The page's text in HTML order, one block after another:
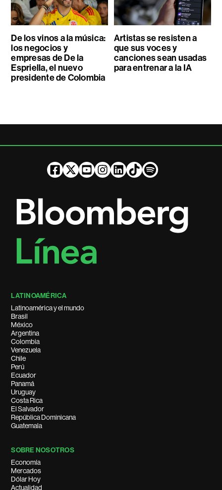
De los vinos a la música:
los negocios y
empresas de De la
Espriella, el nuevo
presidente de Colombia
Artistas se resisten a
que sus voces y
canciones sean usadas
para entrenar a la IA
LATINOAMÉRICA
Latinoamérica y el mundo
Brasil
México
Argentina
Colombia
Venezuela
Chile
Perú
Ecuador
Panamá
Uruguay
Costa Rica
El Salvador
República Dominicana
Guatemala
SOBRE NOSOTROS
Economía
Mercados
Dólar Hoy
Actualidad